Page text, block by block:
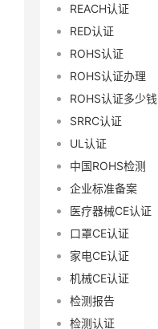
REACH认证
RED认证
ROHS认证
ROHS认证办理
ROHS认证多少钱
SRRC认证
UL认证
中国ROHS检测
企业标准备案
医疗器械CE认证
口罩CE认证
家电CE认证
机械CE认证
检测报告
检测认证